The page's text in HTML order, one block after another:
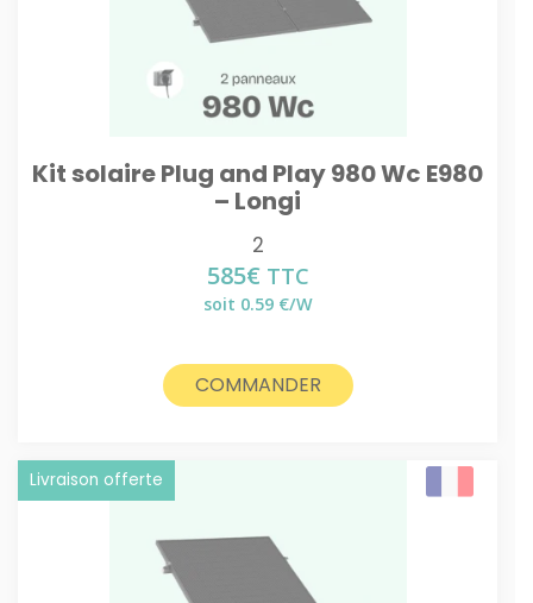
Kit solaire Plug and Play 980 Wc E980
– Longi
2
585€ TTC
soit 0.59 €/W
COMMANDER
Livraison offerte